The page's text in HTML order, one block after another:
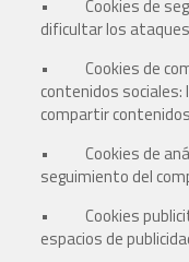
• Cookies de
dificultar los
• Cookies de
contenidos
compartir
• Cookies de
seguimiento del
• Cookies
espacios de